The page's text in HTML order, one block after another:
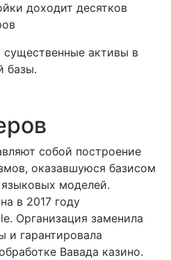
доходит десятков
активы в
базы.
собой построение
оказавшуюся базисом
моделей.
в 2017 году
Организация заменила
и гарантировала
Вавада казино.